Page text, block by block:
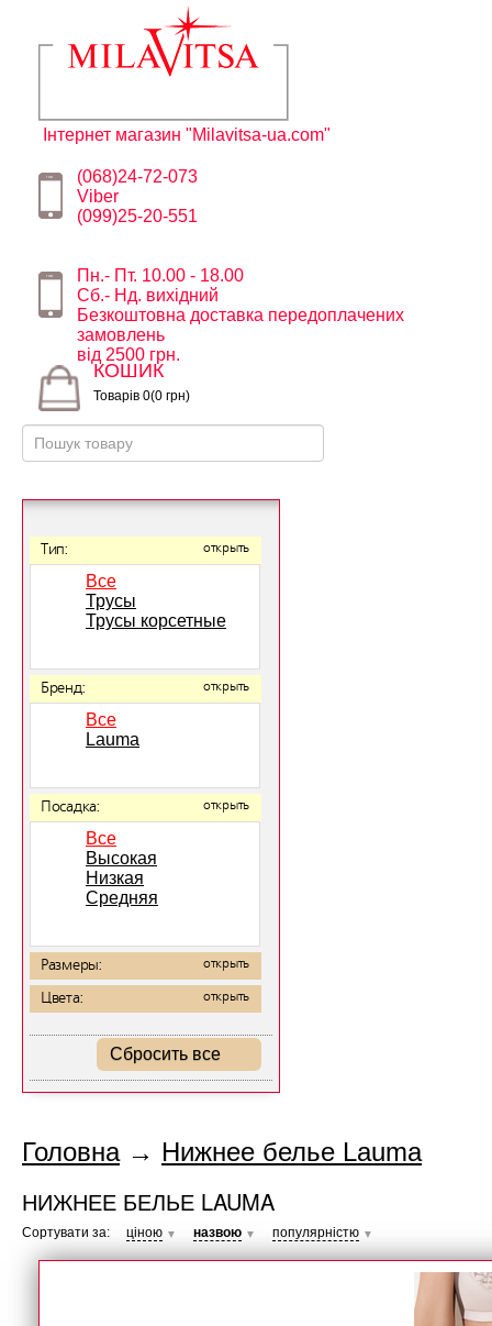
Інтернет магазин "Milavitsa-ua.com"
(068)24-72-073
Viber
(099)25-20-551
Пн.- Пт. 10.00 - 18.00
Сб.- Нд. вихідний
Безкоштовна доставка передоплачених
замовлень
від 2500 грн.
КОШИК
Товарів 0(0 грн)
Тип: открыть
Все
Трусы
Трусы корсетные
Бренд: открыть
Все
Lauma
Посадка: открыть
Все
Высокая
Низкая
Средняя
Размеры: открыть
Цвета: открыть
Сбросить все
Головна→ Нижнее белье Lauma
НИЖНЕЕ БЕЛЬЕ LAUMA
Сортувати за: ціною ▼ назвою ▼ популярністю ▼